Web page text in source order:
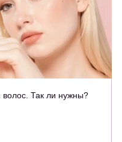
Так ли нужны?